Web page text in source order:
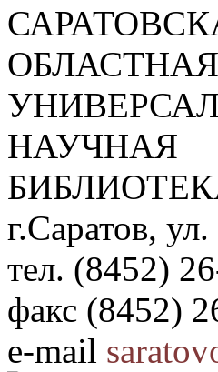
ОБЛАСТНАЯ
НАУЧНАЯ
г.Саратов,
тел. (8452)
факс (8452)
e-mail